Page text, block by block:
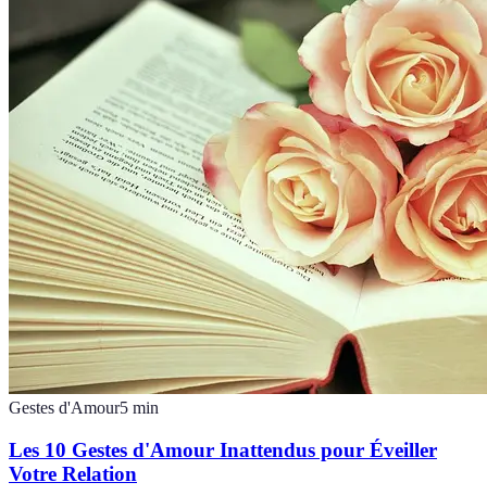
Gestes d'Amour5 min
Les 10 Gestes d'Amour Inattendus pour Éveiller
Votre Relation